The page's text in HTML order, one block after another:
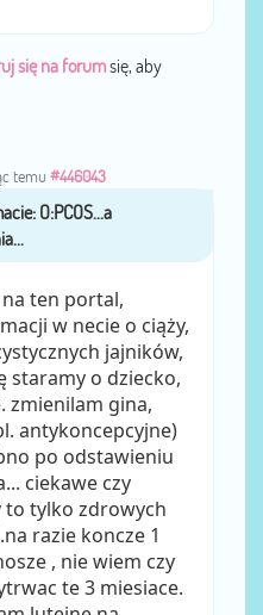
się na forumsię, aby
temu #446043
ten portal,
w necie o ciąży,
jajników,
staramy o dziecko,
zmienilam gina,
antykoncepcyjne)
po odstawieniu
ciekawe czy
to tylko zdrowych
razie koncze 1
, nie wiem czy
te 3 miesiace.